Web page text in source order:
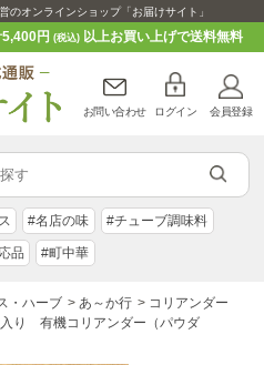
のオンラインショップ「お届けサイト」
円 (税込)以上お買い上げで送料無料
お問い合わせ ログイン 会員登録
#名店の味 #チューブ調味料
品 #町中華
・ハーブ > あ～か行 > コリアンダー
り 有機コリアンダー（パウダ